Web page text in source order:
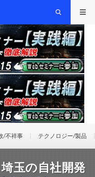
/不祥事 テクノロジー/製品
玉の自社開発